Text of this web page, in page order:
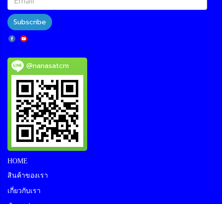
Subscribe
@nanasatcm
HOME
สินค้าของเรา
เกี่ยวกับเรา